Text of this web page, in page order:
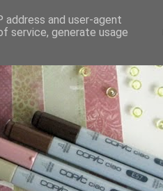
and user-agent
service, generate usage